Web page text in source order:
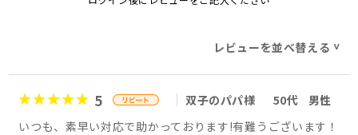
レビューを並べ替える >
5 双子のパパ様 50代
男性
いつも、素早い対応で助かっております!有難うございます！